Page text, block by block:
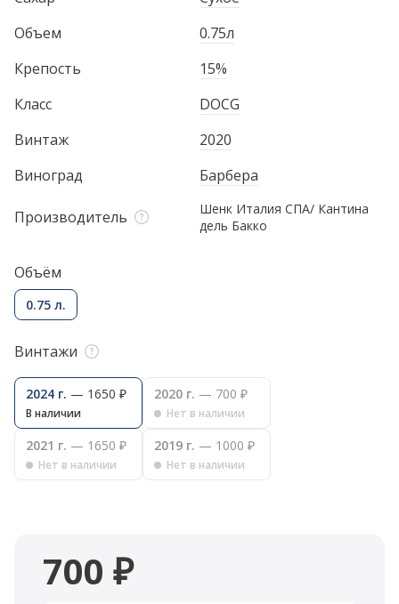
Объем
0.75л
Крепость
15%
Класс
DOCG
Винтаж
2020
Виноград
Барбера
Производитель
Шенк Италия СПА/ Кантина
дель Бакко
Объём
0.75 л.
Винтажи
2024 г. — 1650 ₽
В наличии
2020 г. — 700 ₽
Нет в наличии
2021 г. — 1650 ₽
Нет в наличии
2019 г. — 1000 ₽
Нет в наличии
700 ₽